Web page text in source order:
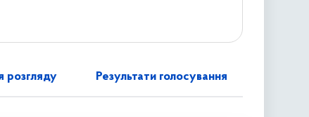
розгляду Результати голосування